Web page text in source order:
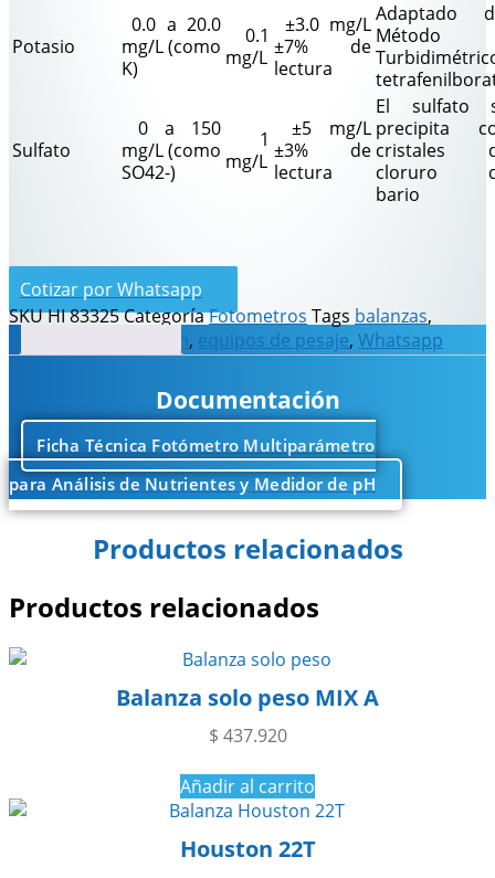
Potasio
0.0 a 20.0
mg/L (como
K)
0.1
mg/L
±3.0 mg/L
±7% de
lectura
Adaptado
Método
Sulfato
0 a 150
mg/L (como
SO42-)
1
mg/L
±5 mg/L
±3% de
lectura
El sulfato
precipita
cristales
cloruro
bario
Cotizar por Whatsapp
SKUHI 83325CategoríaFotometros Tags balanzas,
balanzas de precisión, equipos de pesaje, Whatsapp
Documentación
Ficha Técnica Fotómetro Multiparámetro
para Análisis de Nutrientes y Medidor de pH
Productos relacionados
Productos relacionados
Balanza solo peso MIX A
$ 437.920
Añadir al carrito
Houston 22T